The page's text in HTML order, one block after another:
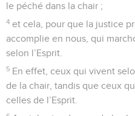
le péché dans la chair ;
4 et cela, pour que la justice
accomplie en nous, qui
selon l’Esprit.
5 En effet, ceux qui vivent
de la chair, tandis que ceux
celles de l’Esprit.